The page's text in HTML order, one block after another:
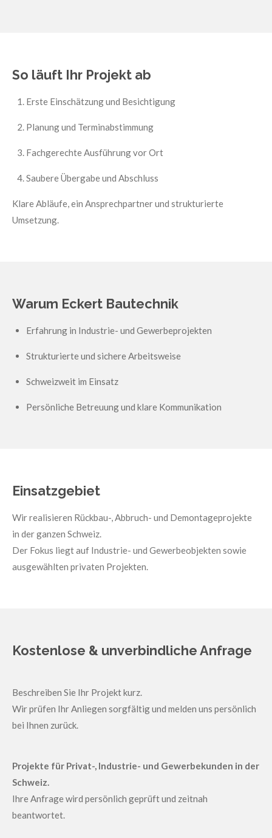
So läuft Ihr Projekt ab
Erste Einschätzung und Besichtigung
Planung und Terminabstimmung
Fachgerechte Ausführung vor Ort
Saubere Übergabe und Abschluss
Klare Abläufe, ein Ansprechpartner und strukturierte
Umsetzung.
Warum Eckert Bautechnik
Erfahrung in Industrie- und Gewerbeprojekten
Strukturierte und sichere Arbeitsweise
Schweizweit im Einsatz
Persönliche Betreuung und klare Kommunikation
Einsatzgebiet
Wir realisieren Rückbau-, Abbruch- und Demontageprojekte
in der ganzen Schweiz.
Der Fokus liegt auf Industrie- und Gewerbeobjekten sowie
ausgewählten privaten Projekten.
Kostenlose & unverbindliche Anfrage
Beschreiben Sie Ihr Projekt kurz.
Wir prüfen Ihr Anliegen sorgfältig und melden uns persönlich
bei Ihnen zurück.
Projekte für Privat-, Industrie- und Gewerbekunden in der
Schweiz.
Ihre Anfrage wird persönlich geprüft und zeitnah
beantwortet.